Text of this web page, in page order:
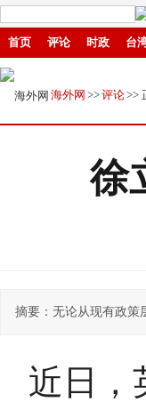
首页 评论 时政 台
中原
海外网 >>评论>>
徐
摘要：无论从现有政策
近日，